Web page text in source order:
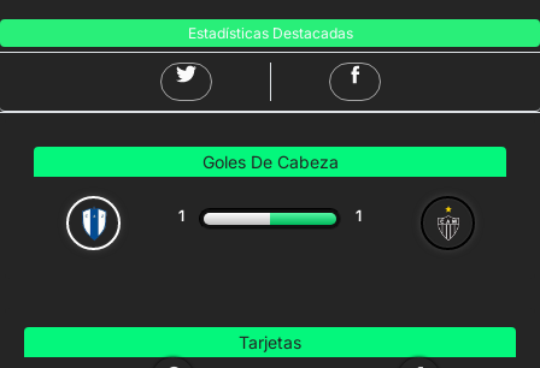
Estadísticas Destacadas
Goles De Cabeza
1 1
Tarjetas